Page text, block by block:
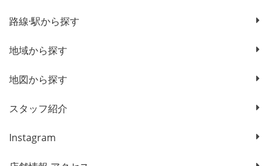
路線·駅から探す
地域から探す
地図から探す
スタッフ紹介
Instagram